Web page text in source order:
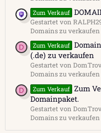
Zum Verkauf
Gestartet von
Domains zu verkaufen
D Zum Verkauf
(.de) zu verkaufen
Gestartet von
Domains zu verkaufen
D Zum Verkauf Zum
Domainpaket.
Gestartet von
Domains zu verkaufen